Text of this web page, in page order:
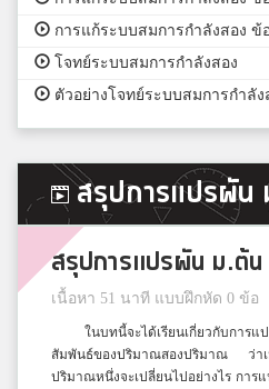
การแก้ระบบสมการกำลังสอง ข้
โจทย์ระบบสมการกำลังสอง
ตัวอย่างโจทย์ระบบสมการกำลัง
สรุปการแปรผัน
สรุปการแปรผัน ม.ต้น
เนื้อหา 51 นาที แบบฝึกหัด 0 ข้อ
ในบทนี้จะได้เรียนเกี่ยวกับกา
สัมพันธ์ของปริมาณสองปริมาณ ว่าเ
ปริมาณหนึ่งจะเปลี่ยนไปอย่างไร การ